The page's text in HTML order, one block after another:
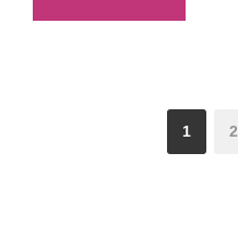
1 2